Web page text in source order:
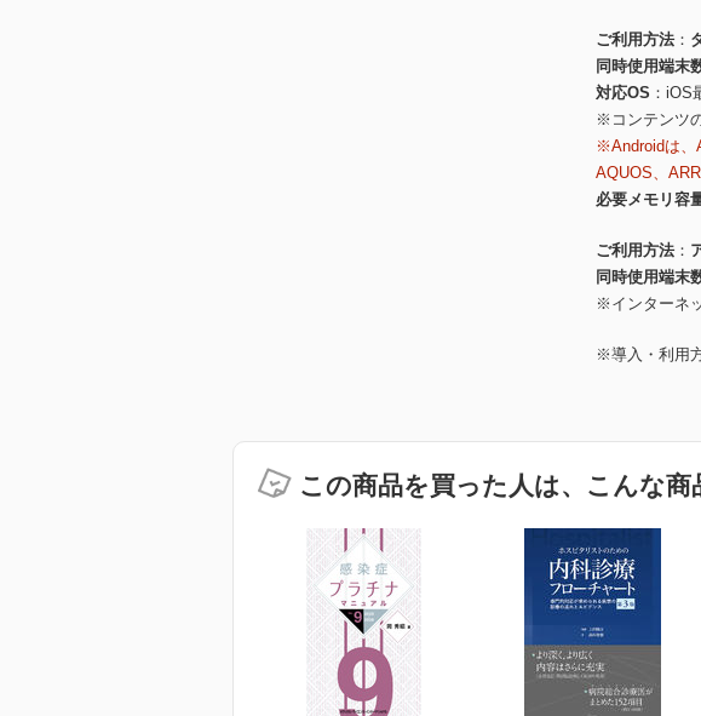
ご利用方法
同時使用端末
対応OS
iOS
※コンテンツ
※Androidは、
AQUOS、
必要メモリ容
ご利用方法
同時使用端末
※インターネ
※導入・利用
この商品を買った人は、こんな商